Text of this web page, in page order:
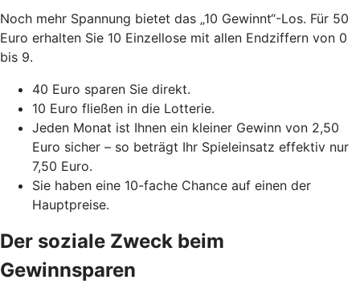
Noch mehr Spannung bietet das „10 Gewinnt“-Los. Für 50
Euro erhalten Sie 10 Einzellose mit allen Endziffern von 0
bis 9.
40 Euro sparen Sie direkt.
10 Euro fließen in die Lotterie.
Jeden Monat ist Ihnen ein kleiner Gewinn von 2,50
Euro sicher – so beträgt Ihr Spieleinsatz effektiv nur
7,50 Euro.
Sie haben eine 10-fache Chance auf einen der
Hauptpreise.
Der soziale Zweck beim
Gewinnsparen